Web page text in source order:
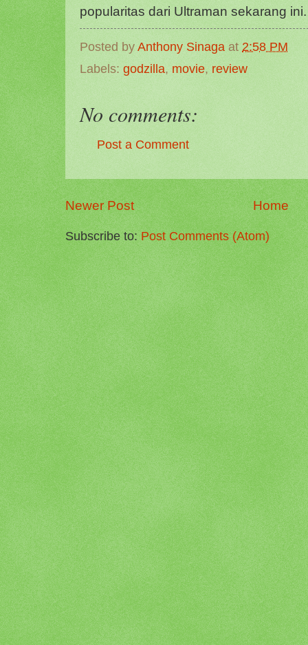
popularitas dari Ultraman sekarang
Posted by Anthony Sinaga at 2:58 PM
Labels: godzilla, movie, review
No comments:
Post a Comment
Newer Post Home
Subscribe to:Post Comments (Atom)